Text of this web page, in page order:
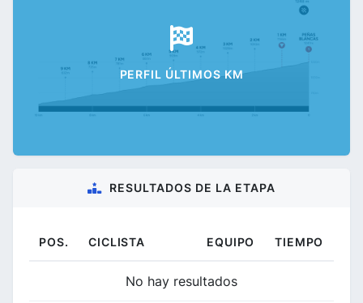
PERFIL ÚLTIMOS KM
RESULTADOS DE LA ETAPA
POS. CICLISTA EQUIPO TIEMPO
No hay resultados